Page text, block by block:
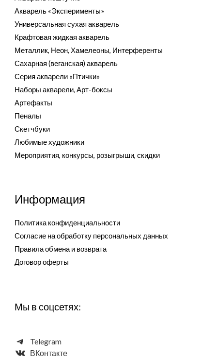
Акварель «Эксперименты»
Универсальная сухая акварель
Крафтовая жидкая акварель
Металлик, Неон, Хамелеоны, Интерференты
Сахарная (веганская) акварель
Серия акварели «Птички»
Наборы акварели, Арт-боксы
Артефакты
Пеналы
Скетчбуки
Любимые художники
Мероприятия, конкурсы, розыгрыши, скидки
Информация
Политика конфиденциальности
Согласие на обработку персональных данных
Правила обмена и возврата
Договор оферты
Мы в соцсетях:
Telegram
ВКонтакте